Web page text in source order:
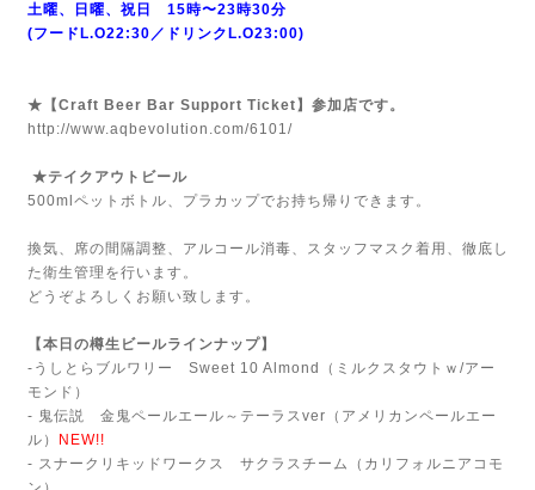
土曜、日曜、祝日 15時〜23時30分
(フードL.O22:30／ドリンクL.O23:00)
★【Craft Beer Bar Support Ticket】参加店です。
http://www.aqbevolution.com/6101/
★テイクアウトビール
500mlペットボトル、プラカップでお持ち帰りできます。
換気、席の間隔調整、アルコール消毒、スタッフマスク着用、徹底し
た衛生管理を行います。
どうぞよろしくお願い致します。
【本日の樽生ビールラインナップ】
-うしとらブルワリー Sweet 10 Almond（ミルクスタウトｗ/アー
モンド）
- 鬼伝説 金鬼ペールエール～テーラスver（アメリカンペールエー
ル）
NEW!!
- スナークリキッドワークス サクラスチーム（カリフォルニアコモ